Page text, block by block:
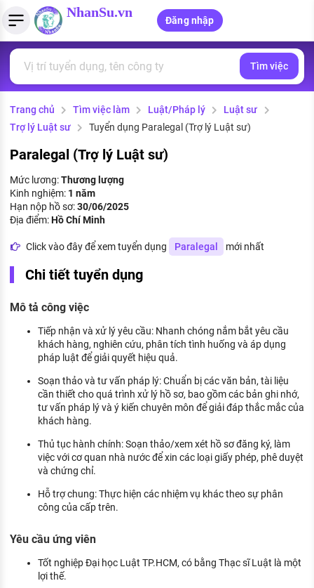
NhanSu.vn
Đăng nhập
Tìm việc làm
Việc làm ngành luật
Việc làm tốt nhất
CÔNG TY
Danh sách nhà tuyển dụng
Nhà tuyển dụng hàng đầu
Quản lý CV
Tải CV lên
MẪU CV THEO STYLE
Mẫu CV đơn giản
Mẫu CV hiện đại
Tính lương Gross - Net
Tính thuế thu nhập cá nhân
PHÁP LUẬT VIỆT NAM
Văn bản pháp luật
Chính sách mới
PHÁP LUẬT LAO ĐỘNG
Lao động và tiền lương
Bảo hiểm và phúc lợi
Thuế thu nhập
Hồ sơ biểu mẫu
Chính sách lao động
KHÁM PHÁ NGHỀ NGHIỆP
Tử vi nghề nghiệp
Kỹ năng nghề nghiệp
HƯỚNG NGHIỆP VIỆC LÀM
Đặc trưng từng nghề
Xu hướng việc làm
NHÂN SỰ
Tìm việc
Trang chủ Tìm việc làm Luật/Pháp lý
Luật sư
Trợ lý Luật sư
Tuyển dụng Paralegal (Trợ lý Luật sư)
Paralegal (Trợ lý Luật sư)
Mức lương:Thương lượng
Kinh nghiệm: 1 năm
Hạn nộp hồ sơ:30/06/2025
Địa điểm:Hồ Chí Minh
Click vào đây để xem tuyển dụng Paralegal mới nhất
Chi tiết tuyển dụng
Mô tả công việc
Tiếp nhận và xử lý yêu cầu: Nhanh chóng nắm bắt yêu cầu
khách hàng, nghiên cứu, phân tích tình huống và áp dụng
pháp luật để giải quyết hiệu quả.
Soạn thảo và tư vấn pháp lý: Chuẩn bị các văn bản, tài liệu
cần thiết cho quá trình xử lý hồ sơ, bao gồm các bản ghi nhớ,
tư vấn pháp lý và ý kiến chuyên môn để giải đáp thắc mắc của
khách hàng.
Thủ tục hành chính: Soạn thảo/xem xét hồ sơ đăng ký, làm
việc với cơ quan nhà nước để xin các loại giấy phép, phê duyệt
và chứng chỉ.
Hỗ trợ chung: Thực hiện các nhiệm vụ khác theo sự phân
công của cấp trên.
Yêu cầu ứng viên
Tốt nghiệp Đại học Luật TP.HCM, có bằng Thạc sĩ Luật là một
lợi thế.